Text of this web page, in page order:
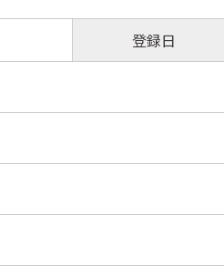
登録日